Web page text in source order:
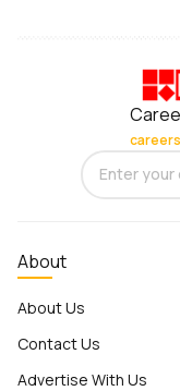
About
About Us
Contact Us
Advertise With Us